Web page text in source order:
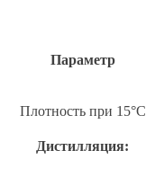
Параметр
Плотность при 15°C
Дистилляция: